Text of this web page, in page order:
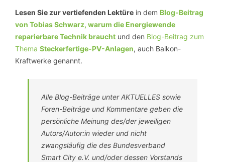
Lesen Sie zur vertiefenden Lektüre in dem Blog-Beitrag
von Tobias Schwarz, warum die Energiewende
reparierbare Technik braucht und den Blog-Beitrag zum
Thema Steckerfertige-PV-Anlagen, auch Balkon-
Kraftwerke genannt.
Alle Blog-Beiträge unter AKTUELLES sowie
Foren-Beiträge und Kommentare geben die
persönliche Meinung des/der jeweiligen
Autors/Autor:in wieder und nicht
zwangsläufig die des Bundesverband
Smart City e.V. und/oder dessen Vorstands